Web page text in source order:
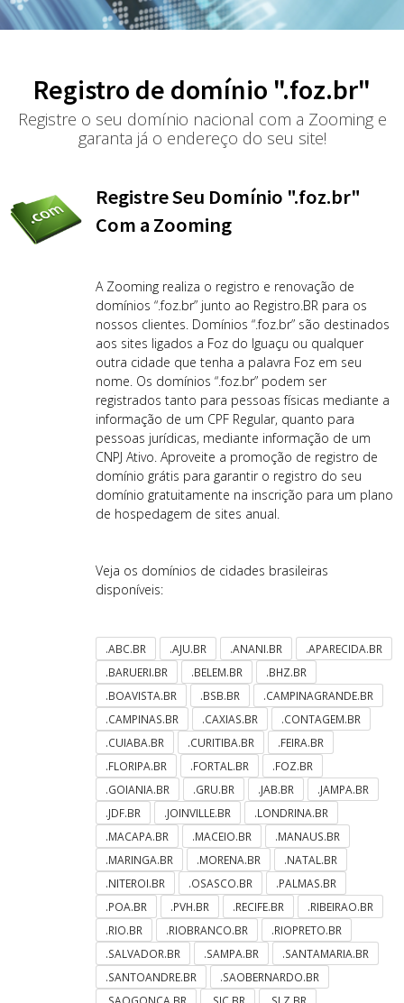
Registro de domínio ".foz.br"
Registre o seu domínio nacional com a Zooming e
garanta já o endereço do seu site!
Registre Seu Domínio ".foz.br"
Com a Zooming
A Zooming realiza o registro e renovação de
domínios “.foz.br” junto ao Registro.BR para os
nossos clientes. Domínios “.foz.br” são destinados
aos sites ligados a Foz do Iguaçu ou qualquer
outra cidade que tenha a palavra Foz em seu
nome. Os domínios “.foz.br” podem ser
registrados tanto para pessoas físicas mediante a
informação de um CPF Regular, quanto para
pessoas jurídicas, mediante informação de um
CNPJ Ativo. Aproveite a promoção de registro de
domínio grátis para garantir o registro do seu
domínio gratuitamente na inscrição para um plano
de hospedagem de sites anual.
Veja os domínios de cidades brasileiras
disponíveis:
.ABC.BR .AJU.BR .ANANI.BR
.APARECIDA.BR
.BARUERI.BR
.BELEM.BR
.BHZ.BR
.BOAVISTA.BR
.BSB.BR
.CAMPINAGRANDE.BR
.CAMPINAS.BR
.CAXIAS.BR
.CONTAGEM.BR
.CUIABA.BR
.CURITIBA.BR
.FEIRA.BR
.FLORIPA.BR
.FORTAL.BR
.FOZ.BR
.GOIANIA.BR
.GRU.BR .JAB.BR
.JAMPA.BR
.JDF.BR
.JOINVILLE.BR
.LONDRINA.BR
.MACAPA.BR
.MACEIO.BR
.MANAUS.BR
.MARINGA.BR
.MORENA.BR
.NATAL.BR
.NITEROI.BR
.OSASCO.BR
.PALMAS.BR
.POA.BR
.PVH.BR .RECIFE.BR
.RIBEIRAO.BR
.RIO.BR
.RIOBRANCO.BR
.RIOPRETO.BR
.SALVADOR.BR
.SAMPA.BR
.SANTAMARIA.BR
.SANTOANDRE.BR
.SAOBERNARDO.BR